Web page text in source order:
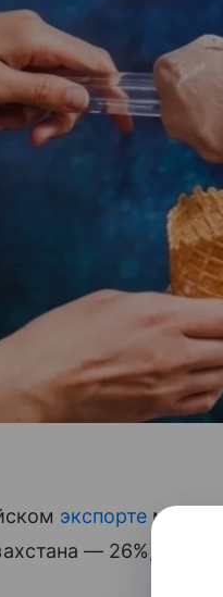
экспорте
— 26%,